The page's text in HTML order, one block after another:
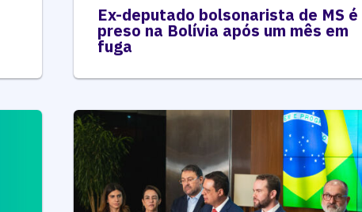
Ex-deputado bolsonarista de MS é
preso na Bolívia após um mês em
fuga